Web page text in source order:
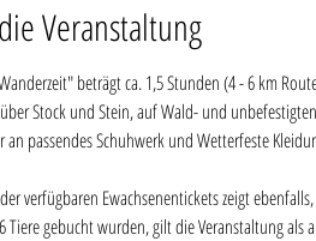
Veranstaltung
beträgt ca. 1,5 Stunden (4 - 6 km
Stock und Stein, auf Wald- und
an passendes Schuhwerk und Wetterfeste
verfügbaren Ewachsenentickets zeigt
Tiere gebucht wurden, gilt die Veranstaltung als